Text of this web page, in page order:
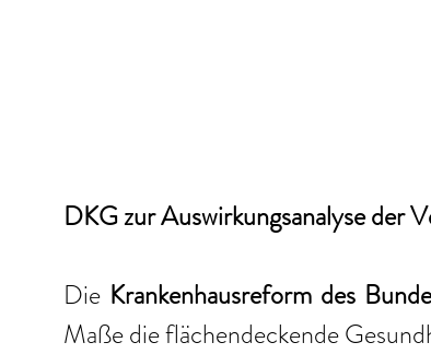
DKG zur Auswirkungsanalyse der
Die Krankenhausreform des